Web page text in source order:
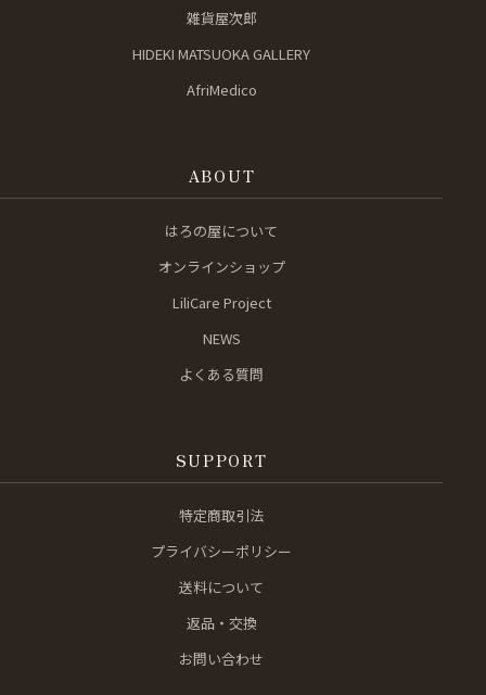
雑貨屋次郎
HIDEKI MATSUOKA GALLERY
AfriMedico
ABOUT
はろの屋について
オンラインショップ
LiliCare Project
NEWS
よくある質問
SUPPORT
特定商取引法
プライバシーポリシー
送料について
返品・交換
お問い合わせ